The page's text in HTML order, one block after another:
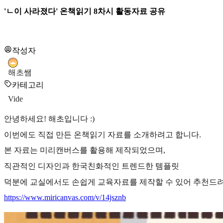
'ㄴ이 사라졌다' 온책읽기 8차시 활동자료 공유
작성자
해초쌤
카테고리
Vide
안녕하세요! 해초입니다 :)
이번에도 직접 만든 온책읽기 자료를 소개하려고 합니다.
본 자료는 미리캔버스를 활용해 제작되었으며,
직관적인 디자인과 한국친화적인 트렌드한 템플릿
덕분에 교실에서도 손쉽게 교육자료를 제작할 수 있어 추천드
https://www.miricanvas.com/v/14jsznb